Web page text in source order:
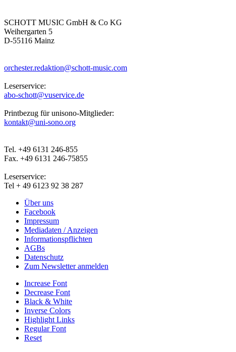
SCHOTT MUSIC GmbH & Co KG
Weihergarten 5
D-55116 Mainz
orchester.redaktion@schott-music.com
Leserservice:
abo-schott@vuservice.de
Printbezug für unisono-Mitglieder:
kontakt@uni-sono.org
Tel. +49 6131 246-855
Fax. +49 6131 246-75855
Leserservice:
Tel + 49 6123 92 38 287
Über uns
Facebook
Impressum
Mediadaten / Anzeigen
Informationspflichten
AGBs
Datenschutz
Zum Newsletter anmelden
Increase Font
Decrease Font
Black & White
Inverse Colors
Highlight Links
Regular Font
Reset